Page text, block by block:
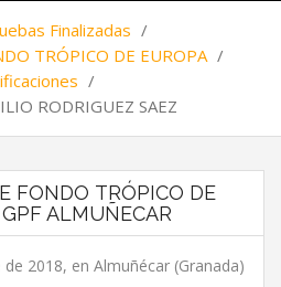
Finalizadas /
TRÓPICO DE EUROPA /
/
RODRIGUEZ SAEZ
FONDO TRÓPICO DE
GPF ALMUÑECAR
2018, en Almuñécar (Granada)